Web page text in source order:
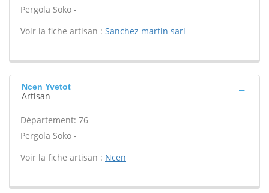
Pergola Soko -
Voir la fiche artisan : Sanchez martin sarl
Ncen Yvetot
Artisan
Département: 76
Pergola Soko -
Voir la fiche artisan : Ncen